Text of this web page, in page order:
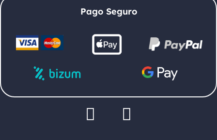
Pago Seguro